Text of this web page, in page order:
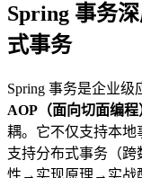
Spring 事务
式事务
Spring 事务是企业
AOP（面向切面编程
耦。它不仅支持本地
支持分布式事务（
性→实现原理→实战